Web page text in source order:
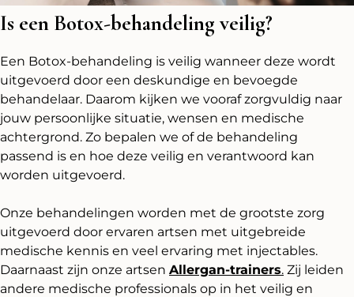
Is een Botox-behandeling veilig?
Een Botox-behandeling is veilig wanneer deze wordt
uitgevoerd door een deskundige en bevoegde
behandelaar. Daarom kijken we vooraf zorgvuldig naar
jouw persoonlijke situatie, wensen en medische
achtergrond. Zo bepalen we of de behandeling
passend is en hoe deze veilig en verantwoord kan
worden uitgevoerd.
Onze behandelingen worden met de grootste zorg
uitgevoerd door ervaren artsen met uitgebreide
medische kennis en veel ervaring met injectables.
Daarnaast zijn onze artsen Allergan-trainers. Zij leiden
andere medische professionals op in het veilig en